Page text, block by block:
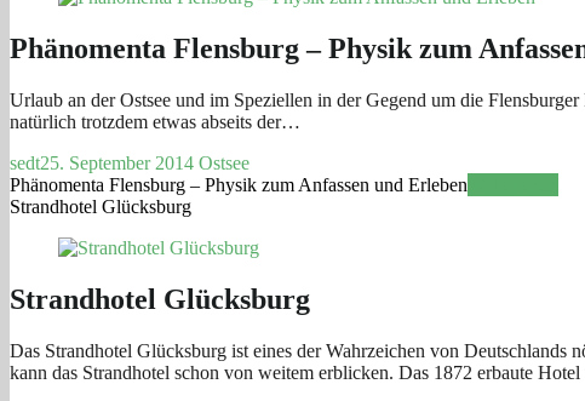
Phänomenta Flensburg – Physik zum
Urlaub an der Ostsee und im Speziellen in der Gegend um die
natürlich trotzdem etwas abseits der…
sedt25. September 2014 Ostsee
Phänomenta Flensburg – Physik zum Anfassen und Erleben
Strandhotel Glücksburg
Strandhotel Glücksburg
Das Strandhotel Glücksburg ist eines der Wahrzeichen von
kann das Strandhotel schon von weitem erblicken. Das 1872 erbaute